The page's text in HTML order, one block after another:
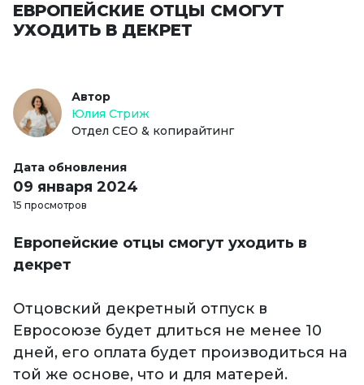
ЕВРОПЕЙСКИЕ ОТЦЫ СМОГУТ
УХОДИТЬ В ДЕКРЕТ
Автор
Юлия Стриж
Отдел СЕО & копирайтинг
Дата обновления
09 января 2024
15 просмотров
Европейские отцы смогут уходить в
декрет
Отцовский декретный отпуск в
Евросоюзе будет длиться не менее 10
дней, его оплата будет производиться на
той же основе, что и для матерей.